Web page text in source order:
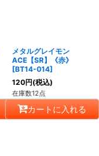
メタルグレイモン
ACE【SR】《赤》
[BT14-014]
120円(税込)
在庫数12点
カートに入れる